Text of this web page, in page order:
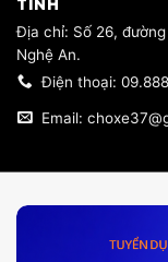
TĨNH
​Địa chỉ: Số 26,
Nghệ An.
Điện thoại:
Email: